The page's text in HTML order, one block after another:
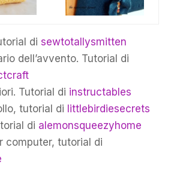
di sewtotallysmitten
dell’avvento. Tutorial di
Tutorial di instructables
tutorial di littlebirdiesecrets
di alemonsqueezyhome
computer, tutorial di